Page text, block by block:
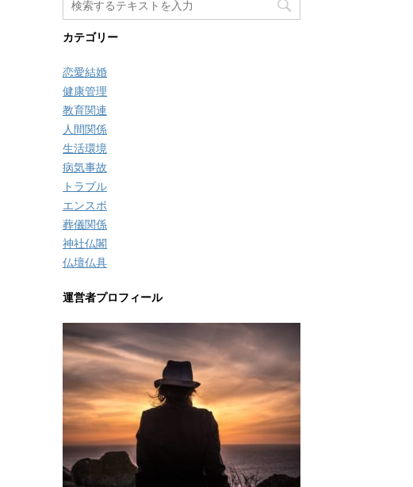
カテゴリー
恋愛結婚
健康管理
教育関連
人間関係
生活環境
病気事故
トラブル
エンスポ
葬儀関係
神社仏閣
仏壇仏具
運営者プロフィール